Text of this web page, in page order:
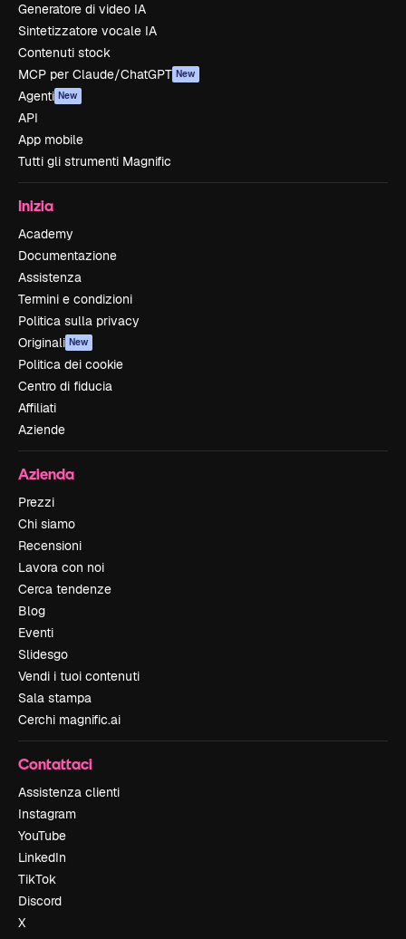
Generatore di video IA
Sintetizzatore vocale IA
Contenuti stock
MCP per Claude/ChatGPT New
Agenti New
API
App mobile
Tutti gli strumenti Magnific
Inizia
Academy
Documentazione
Assistenza
Termini e condizioni
Politica sulla privacy
Originali New
Politica dei cookie
Centro di fiducia
Affiliati
Aziende
Azienda
Prezzi
Chi siamo
Recensioni
Lavora con noi
Cerca tendenze
Blog
Eventi
Slidesgo
Vendi i tuoi contenuti
Sala stampa
Cerchi magnific.ai
Contattaci
Assistenza clienti
Instagram
YouTube
LinkedIn
TikTok
Discord
X